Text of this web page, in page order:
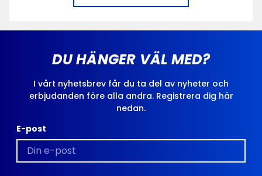
DU HÄNGER VÄL MED?
I vårt nyhetsbrev får du ta del av nyheter och
erbjudanden före alla andra. Registrera dig här
nedan.
E-post